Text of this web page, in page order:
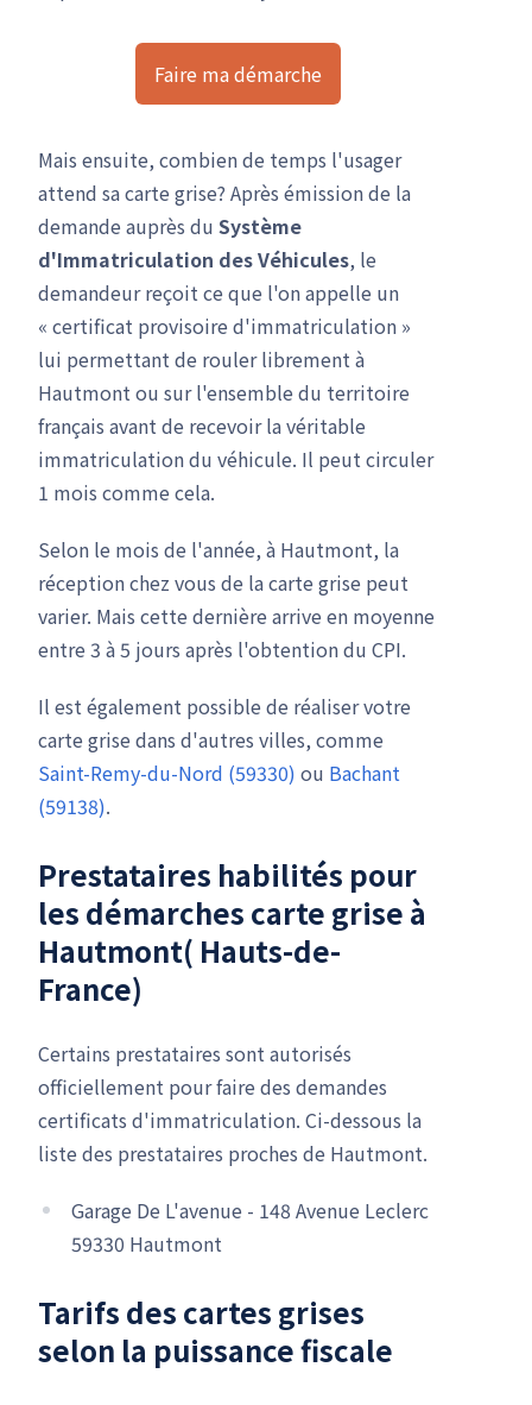
Faire ma démarche
Mais ensuite, combien de temps l'usager
attend sa carte grise? Après émission de la
demande auprès du Système
d'Immatriculation des Véhicules, le
demandeur reçoit ce que l'on appelle un
« certificat provisoire d'immatriculation »
lui permettant de rouler librement à
Hautmont ou sur l'ensemble du territoire
français avant de recevoir la véritable
immatriculation du véhicule. Il peut circuler
1 mois comme cela.
Selon le mois de l'année, à Hautmont, la
réception chez vous de la carte grise peut
varier. Mais cette dernière arrive en moyenne
entre 3 à 5 jours après l'obtention du CPI.
Il est également possible de réaliser votre
carte grise dans d'autres villes, comme
Saint-Remy-du-Nord (59330) ou Bachant
(59138).
Prestataires habilités pour
les démarches carte grise à
Hautmont( Hauts-de-
France)
Certains prestataires sont autorisés
officiellement pour faire des demandes
certificats d'immatriculation. Ci-dessous la
liste des prestataires proches de Hautmont.
Garage De L'avenue - 148 Avenue Leclerc
59330 Hautmont
Tarifs des cartes grises
selon la puissance fiscale